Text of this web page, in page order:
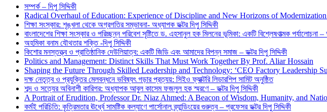
সম্পর্ক – দিপু সিদ্দিকী
Radical Overhaul of Education: Experience of Discipline and New Horizons of
শিক্ষা সংস্কার: শৃঙ্খলা থেকে অগ্রগতির সম্ভাবনা- অধ্যাপক ডক্টর দিপু সিদ্দিকী
বাংলাদেশের শিক্ষা সংস্কার ও পরিচ্ছন্ন পরিবেশ সৃষ্টিতে ড. এহসানুল হক মিলনের ভূমিকা: একটি বিশ্লেষণাত্মক পর্যালোচনা –
অহমিকা বনাম যৌথতার শক্তি -দিপু সিদ্দিকী
কিশোর মনস্তত্ত্ব ও প্রাতিষ্ঠানিক দেউলিয়াত্ব: একটি জিডি এবং আমাদের বিপন্ন সমাজ – ডক্টর দিপু সিদ্দিকী
Politics and Management: Distinct Skills That Must Work Together By Prof. Aliar Hossain
Shaping the Future Through Skilled Leadership and Technology: ‘CEO Factory Leadership
দক্ষ নেতৃত্ব ও প্রযুক্তির মেলবন্ধনে ভবিষ্যৎ গড়ার প্রত্যয়: সিইও ফ্যাক্টরি লিডারশিপ সামিট অনুষ্ঠিত
শব্দ ও সত্যের অবিনাশী কারিগর: অধ্যাপক আবুল কাসেম ফজলুল হক স্মরণে – ডক্টর দিপু সিদ্দিকী
A Portrait of Erudition, Professor Dr. Niaz Ahmed: A Beacon of Wisdom, Humanity, and
কর্মই পরিচিতি: কৃত্রিমতার ঊর্ধ্বে সামষ্টিক কল্যাণে পার্সোনাল ব্র্যান্ডিংয়ের গুরুত্ব – প্রফেসর ডক্টর দিপু সিদ্দিকী